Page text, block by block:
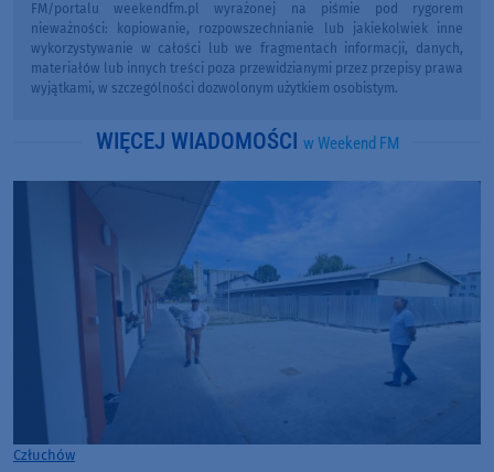
FM/portalu weekendfm.pl wyrażonej na piśmie pod rygorem
nieważności: kopiowanie, rozpowszechnianie lub jakiekolwiek inne
wykorzystywanie w całości lub we fragmentach informacji, danych,
materiałów lub innych treści poza przewidzianymi przez przepisy prawa
wyjątkami, w szczególności dozwolonym użytkiem osobistym.
WIĘCEJ WIADOMOŚCI w Weekend FM
Człuchów